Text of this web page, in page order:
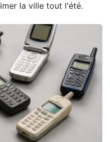
la ville tout l'été.